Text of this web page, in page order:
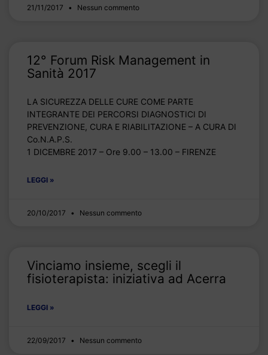
21/11/2017 Nessun commento
12° Forum Risk Management in
Sanità 2017
LA SICUREZZA DELLE CURE COME PARTE
INTEGRANTE DEI PERCORSI DIAGNOSTICI DI
PREVENZIONE, CURA E RIABILITAZIONE – A CURA DI
Co.N.A.P.S.
1 DICEMBRE 2017 – Ore 9.00 – 13.00 – FIRENZE
LEGGI »
20/10/2017 Nessun commento
Vinciamo insieme, scegli il
fisioterapista: iniziativa ad Acerra
LEGGI »
22/09/2017 Nessun commento